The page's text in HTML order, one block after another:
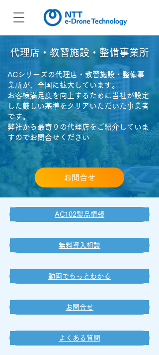
​代理店・教習施設・整備事業所
ACシリーズの代理店・教習施設・整備事
業所が、全国に拡大しています。
お客様満足度を向上するために当社が設定
した厳しい基準をクリアいただいた事業者
です。
​弊社から最寄りの代理店をご紹介していま
すのでお問合せください
お問合せ
AC102製品情報
無料導入相談
動画でもっとわかる
お問合せ
よくある質問